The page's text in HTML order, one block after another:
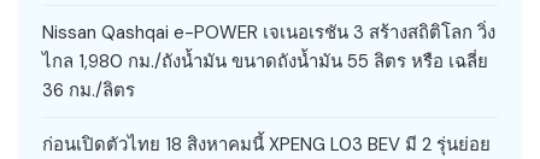
Nissan Qashqai e-POWER เจเนอเรชัน 3 สร้างสถิติโลก วิ่ง
ไกล 1,980 กม./ถังน้ำมัน ขนาดถังน้ำมัน 55 ลิตร หรือ เฉลี่ย
36 กม./ลิตร
ก่อนเปิดตัวไทย 18 สิงหาคมนี้ XPENG L03 BEV มี 2 รุ่นย่อย